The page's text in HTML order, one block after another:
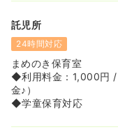
託児所
24時間対応
まめのき保育室
◆利用料金：1,000円 /
金♪）
◆学童保育対応